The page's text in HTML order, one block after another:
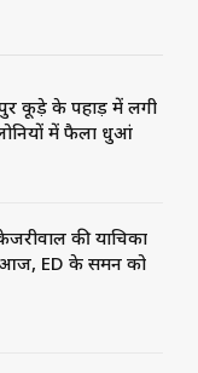
कूड़े के पहाड़ में लगी
में फैला धुआं
की याचिका
आज, ED के समन को